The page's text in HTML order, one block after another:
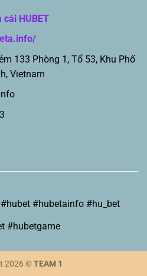
cái HUBET
133 Phòng 1, Tổ 53, Khu Phố
Vietnam
#hubet #hubetainfo #hu_bet
#hubetgame
2026 ©TEAM 1